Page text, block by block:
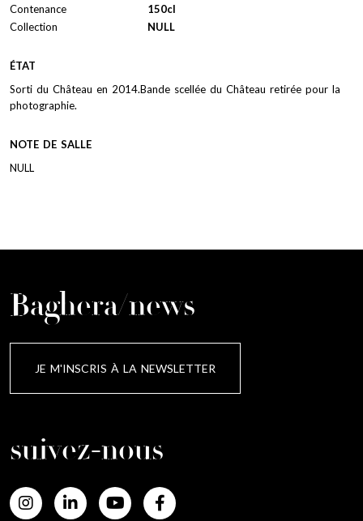
Contenance
150cl
Collection
NULL
ÉTAT
Sorti du Château en 2014.Bande scellée du Château retirée pour la
photographie.
NOTE DE SALLE
NULL
Baghera/news
JE M'INSCRIS À LA NEWSLETTER
suivez-nous